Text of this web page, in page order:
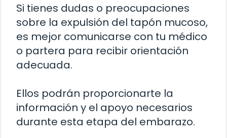
Si tienes dudas o preocupaciones
sobre la expulsión del tapón mucoso,
es mejor comunicarse con tu médico
o partera para recibir orientación
adecuada.
Ellos podrán proporcionarte la
información y el apoyo necesarios
durante esta etapa del embarazo.